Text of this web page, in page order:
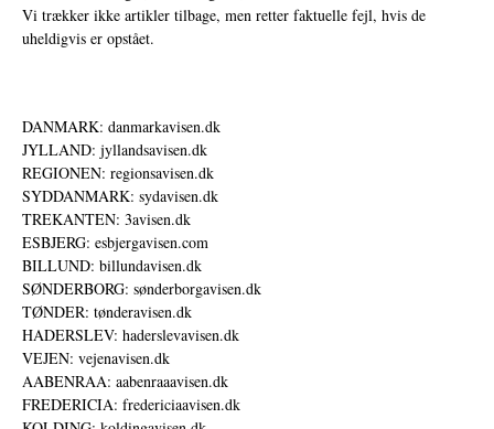
Vi trækker ikke artikler tilbage, men retter faktuelle fejl, hvis de
uheldigvis er opstået.
DANMARK: danmarkavisen.dk
JYLLAND: jyllandsavisen.dk
REGIONEN: regionsavisen.dk
SYDDANMARK: sydavisen.dk
TREKANTEN: 3avisen.dk
ESBJERG: esbjergavisen.com
BILLUND: billundavisen.dk
SØNDERBORG: sønderborgavisen.dk
TØNDER: tønderavisen.dk
HADERSLEV: haderslevavisen.dk
VEJEN: vejenavisen.dk
AABENRAA: aabenraaavisen.dk
FREDERICIA: fredericiaavisen.dk